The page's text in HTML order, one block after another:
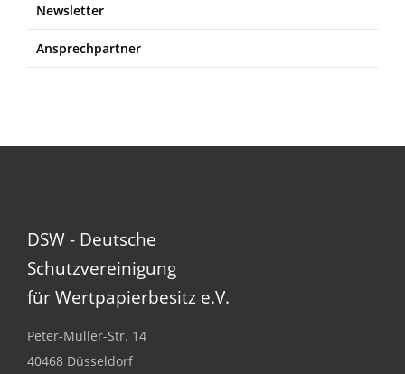
Newsletter
Ansprechpartner
DSW - Deutsche
Schutzvereinigung
für Wertpapierbesitz e.V.
Peter-Müller-Str. 14
40468 Düsseldorf